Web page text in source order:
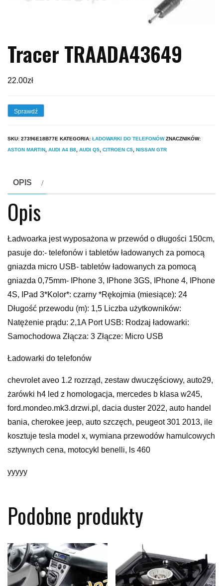
Tracer TRAADA43649
22.00zł
Sprawdź
SKU: 27396E18B77E KATEGORIA: ŁADOWARKI DO TELEFONÓW ZNACZNIKÓW:
ASTON MARTIN, AUDI A4 B8, AUDI Q5, CITROEN C5, NISSAN GTR
OPIS
Opis
Ładwoarka jest wyposażona w przewód o długości 150cm,
pasuje do:- telefonów i tabletów ładowanych za pomocą
gniazda micro USB- tabletów ładowanych za pomocą
gniazda 0,75mm- IPhone 3, IPhone 3GS, IPhone 4, IPhone
4S, IPad 3*Kolor*: czarny *Rękojmia (miesiące): 24
Długość przewodu (m): 1,5 Liczba użytkowników:
Natężenie prądu: 2,1A Port USB: Rodzaj ładowarki:
Samochodowa Złącza: 3 Złącze: Micro USB
Ładowarki do telefonów
chevrolet aveo 1.2 rozrząd, zestaw dwuczęściowy, auto29,
żarówki h4 led z homologacja, mercedes b klasa w245,
ford.mondeo.mk3.drzwi.pl, dacia duster 2022, auto handel
bania, cherokee jeep, auto szczęch, peugeot 301 2013, ile
kosztuje tesla model x, wymiana przewodów hamulcowych
sztywnych cena, motocykl benelli, ls 460
yyyyy
Podobne produkty